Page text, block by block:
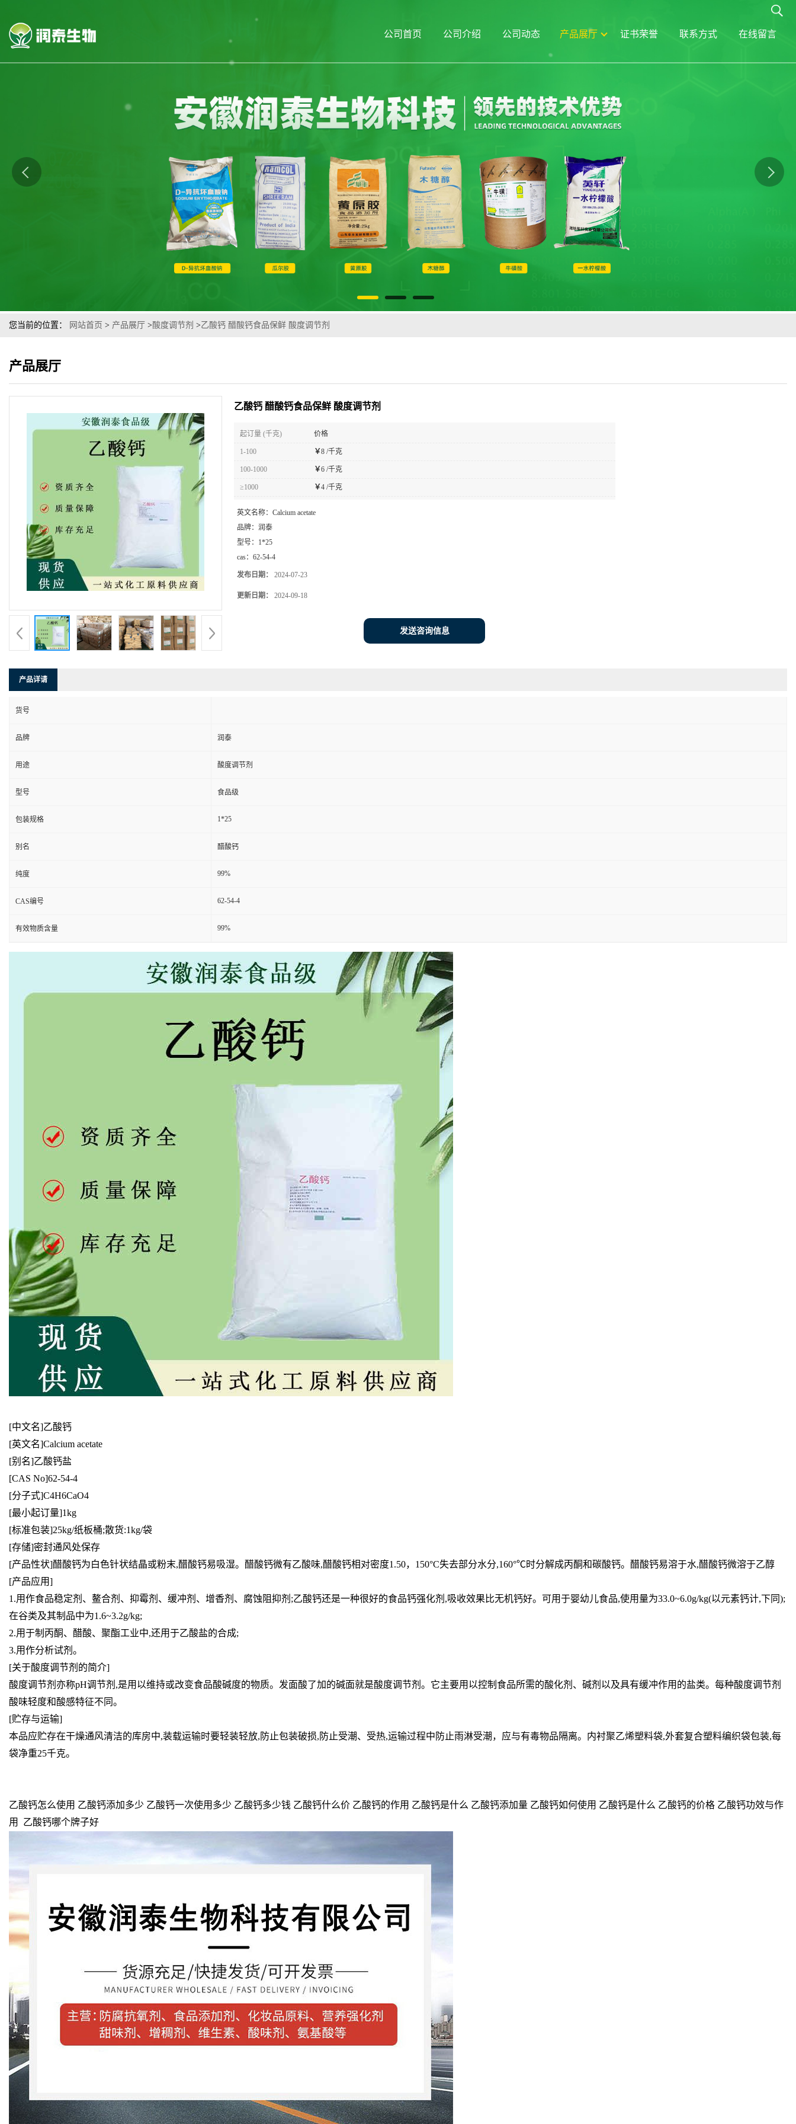
公司首页 公司介绍 公司动态 产品展厅 证书荣誉 联系方式 在线留言
您当前的位置： 网站首页 > 产品展厅 >酸度调节剂 >乙酸钙 醋酸钙食品保鲜 酸度调节剂
产品展厅
乙酸钙 醋酸钙食品保鲜 酸度调节剂
起订量 (千克) 价格
1-100 ￥8 /千克
100-1000 ￥6 /千克
≥1000 ￥4 /千克
英文名称： Calcium acetate
品牌： 润泰
型号： 1*25
cas： 62-54-4
发布日期： 2024-07-23
更新日期： 2024-09-18
发送咨询信息
产品详请
货号
品牌 润泰
用途 酸度调节剂
型号 食品级
包装规格 1*25
别名 醋酸钙
纯度 99%
CAS编号 62-54-4
有效物质含量 99%
[中文名]乙酸钙
[英文名]Calcium acetate
[别名]乙酸钙盐
[CAS No]62-54-4
[分子式]C4H6CaO4
[最小起订量]1kg
[标准包装]25kg/纸板桶;散货:1kg/袋
[存储]密封通风处保存
[产品性状]醋酸钙为白色针状结晶或粉末,醋酸钙易吸湿。醋酸钙微有乙酸味,醋酸钙相对密度1.50，150°C失去部分水分,160°℃时分解成丙酮和碳酸钙。醋酸钙易溶于水,醋酸钙微溶于乙醇
[产品应用]
1.用作食品稳定剂、鳌合剂、抑霉剂、缓冲剂、增香剂、腐蚀阻抑剂;乙酸钙还是一种很好的食品钙强化剂,吸收效果比无机钙好。可用于婴幼儿食品,使用量为33.0~6.0g/kg(以元素钙计,下同);
在谷类及其制品中为1.6~3.2g/kg;
2.用于制丙酮、醋酸、聚酯工业中,还用于乙酸盐的合成;
3.用作分析试剂。
[关于酸度调节剂的简介]
酸度调节剂亦称pH调节剂,是用以维持或改变食品酸碱度的物质。发面酸了加的碱面就是酸度调节剂。它主要用以控制食品所需的酸化剂、碱剂以及具有缓冲作用的盐类。每种酸度调节剂
酸味轻度和酸感特征不同。
[贮存与运输]
本品应贮存在干燥通风清洁的库房中,装载运输时要轻装轻放,防止包装破损,防止受潮、受热,运输过程中防止雨淋受潮，应与有毒物品隔离。内衬聚乙烯塑料袋,外套复合塑料编织袋包装,每
袋净重25千克。
乙酸钙怎么使用 乙酸钙添加多少 乙酸钙一次使用多少 乙酸钙多少钱 乙酸钙什么价 乙酸钙的作用 乙酸钙是什么 乙酸钙添加量 乙酸钙如何使用 乙酸钙是什么 乙酸钙的价格 乙酸钙功效与作
用 乙酸钙哪个牌子好